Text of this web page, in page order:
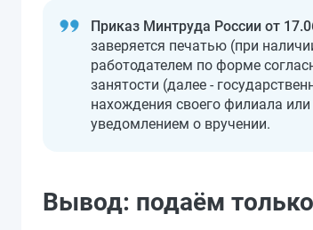
Приказ Минтруда России от
заверяется печатью (при
работодателем по форме
занятости (далее -
нахождения своего филиала
уведомлением о вручении.
Вывод: подаём